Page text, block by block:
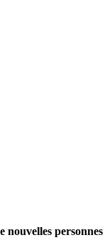
nouvelles personnes